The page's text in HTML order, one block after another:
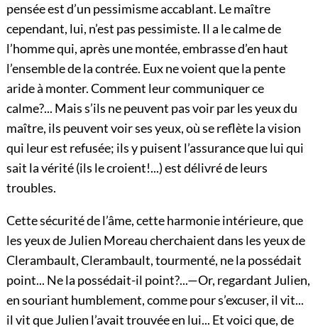
pensée est d’un pessimisme accablant. Le maître
cependant, lui, n’est pas pessimiste. Il a le calme de
l’homme qui, après une montée, embrasse d’en haut
l’ensemble de la contrée. Eux ne voient que la pente
aride à monter. Comment leur communiquer ce
calme?... Mais s’ils ne peuvent pas voir par les yeux du
maître, ils peuvent voir ses yeux, où se reflète la vision
qui leur est refusée; ils y puisent l’assurance que lui qui
sait la vérité (ils le croient!...) est délivré de leurs
troubles.
Cette sécurité de l’âme, cette harmonie intérieure, que
les yeux de Julien Moreau cherchaient dans les yeux de
Clerambault, Clerambault, tourmenté, ne la possédait
point... Ne la possédait-il point?...—Or, regardant Julien,
en souriant humblement, comme pour s’excuser, il vit...
il vit que Julien l’avait trouvée en lui... Et voici que, de